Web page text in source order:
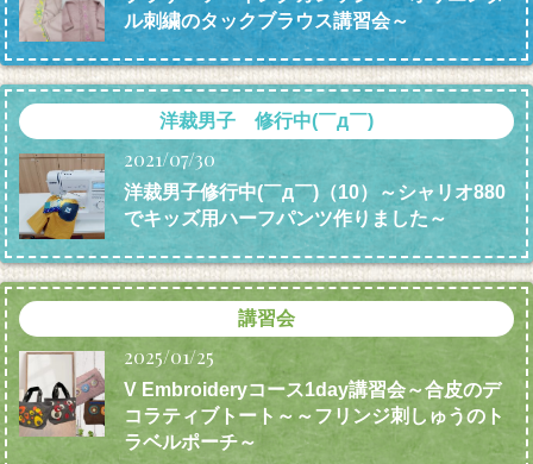
ル刺繍のタックブラウス講習会～
洋裁男子 修行中(￣д￣)
2021/07/30
洋裁男子修行中(￣д￣)（10）～シャリオ880
でキッズ用ハーフパンツ作りました～
講習会
2025/01/25
V Embroideryコース1day講習会～合皮のデ
コラティブトート～～フリンジ刺しゅうのト
ラベルポーチ～